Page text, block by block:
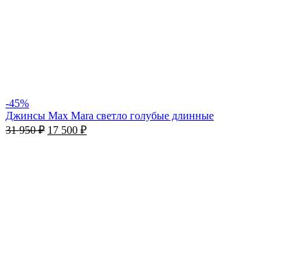
-45%
Джинсы Max Mara светло голубые длинные
31 950₽ 17 500 ₽